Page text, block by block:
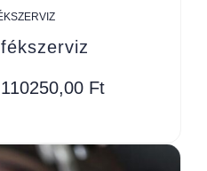
110250,00 Ft